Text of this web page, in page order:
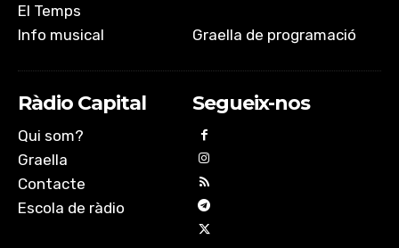
El Temps
Info musical
Graella de programació
Ràdio Capital
Qui som?
Graella
Contacte
Escola de ràdio
Segueix-nos